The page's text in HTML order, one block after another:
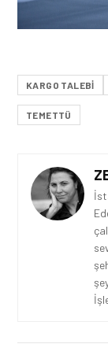
KARGO TALEBI
TEMETTÜ